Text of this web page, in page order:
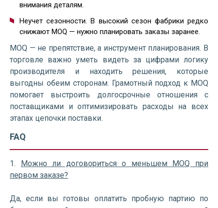
внимания деталям.
Неучет сезонности. В высокий сезон фабрики редко
снижают MOQ — нужно планировать заказы заранее.
MOQ — не препятствие, а инструмент планирования. В
торговле важно уметь видеть за цифрами логику
производителя и находить решения, которые
выгодны обеим сторонам. Грамотный подход к MOQ
помогает выстроить долгосрочные отношения с
поставщиками и оптимизировать расходы на всех
этапах цепочки поставки.
FAQ
1. Можно ли договориться о меньшем MOQ при
первом заказе?
Да, если вы готовы оплатить пробную партию по